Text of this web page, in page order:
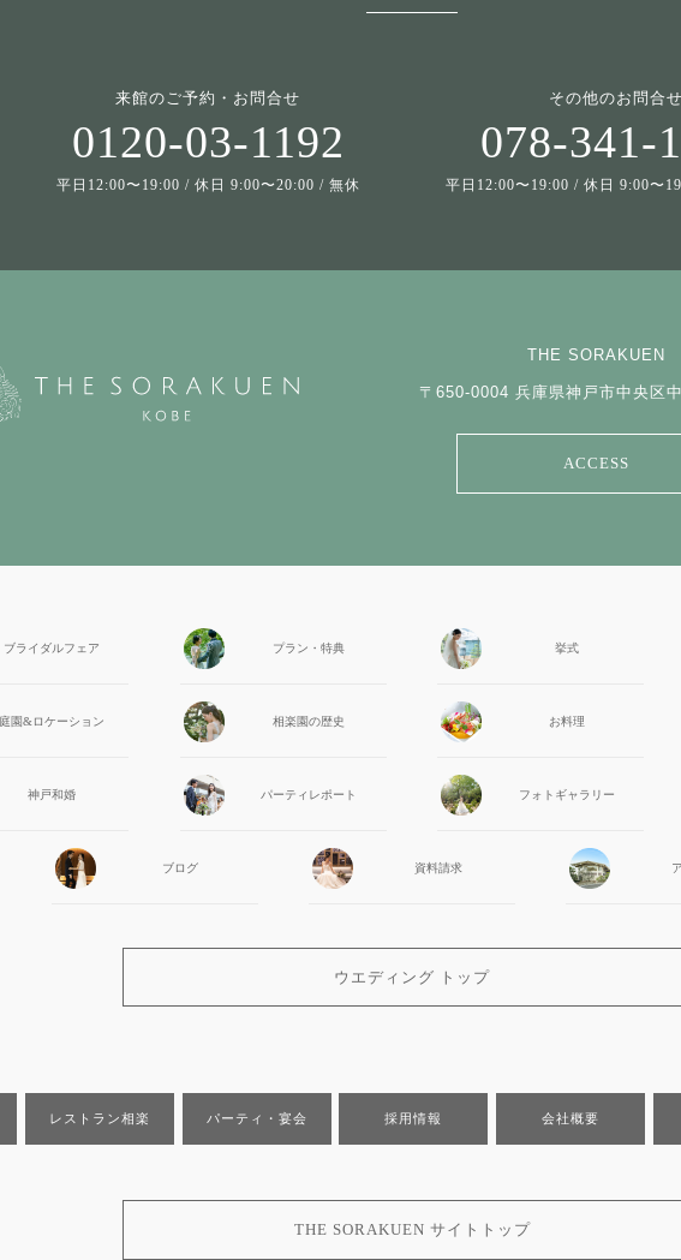
来館のご予約・お問合せ
0120-03-1192
平日12:00〜19:00 / 休日 9:00〜20:00 / 無休
その他のお問合せ
078-341-
平日12:00〜19:00 / 休日 9:00〜
THE SORAKUEN
〒650-0004 兵庫県神戸市中央区
ACCESS
ブライダルフェア プラン・特典 挙式
庭園&ロケーション 相楽園の歴史 お料理
神戸和婚 パーティ レポート フォト ギャラリー
ブログ 資料請求
ウエディング トップ
レストラン相楽 パーティ・宴会 採用情報 会社概要
THE SORAKUEN サイトトップ